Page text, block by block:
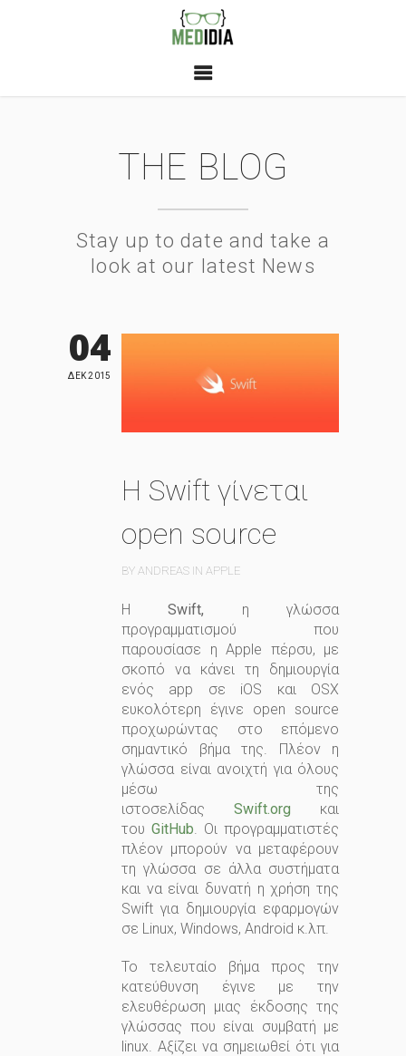
THE BLOG
Stay up to date and take a
look at our latest News
04
ΔΕΚ 2015
H Swift γίνεται
open source
BY ANDREAS IN APPLE
HSwift, η γλώσσα
προγραμματισμού που
παρουσίασε η Apple πέρσυ, με
σκοπό να κάνει τη δημιουργία
ενός app σε iOS και OSX
ευκολότερη έγινε open source
προχωρώντας στο επόμενο
σημαντικό βήμα της. Πλέον η
γλώσσα είναι ανοιχτή για όλους
μέσω της
ιστοσελίδας Swift.org και
του GitHub. Οι προγραμματιστές
πλέον μπορούν να μεταφέρουν
τη γλώσσα σε άλλα συστήματα
και να είναι δυνατή η χρήση της
Swift για δημιουργία εφαρμογών
σε Linux, Windows, Android κ.λπ.
Το τελευταίο βήμα προς την
κατεύθυνση έγινε με την
ελευθέρωση μιας έκδοσης της
γλώσσας που είναι συμβατή με
linux. Αξίζει να σημειωθεί ότι για